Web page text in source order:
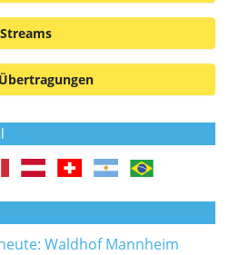
Streams
Waldhof Mannheim